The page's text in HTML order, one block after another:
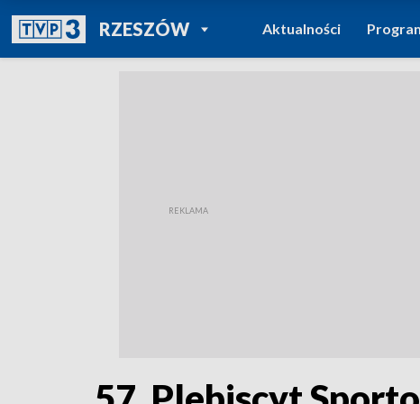
RZESZÓWPOWRÓT DO
TVP REGIONY
Aktualności